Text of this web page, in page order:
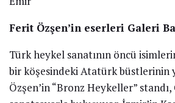
Ferit Özşen’in eserleri Galeri
Türk heykel sanatının öncü
bir köşesindeki Atatürk büstlerinin
Özşen’in “Bronz Heykeller”